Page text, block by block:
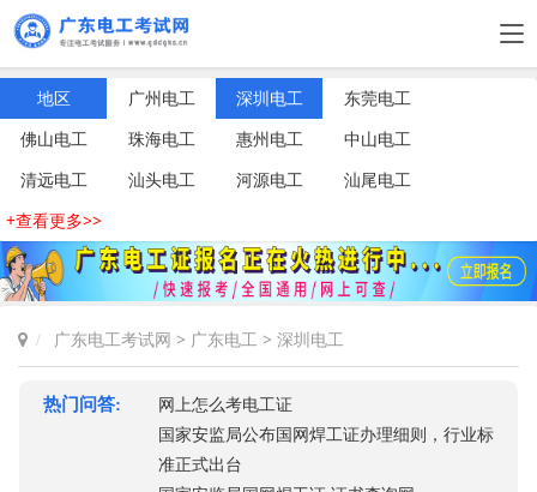
地区 广州电工 深圳电工
东莞电工
佛山电工
珠海电工 惠州电工
中山电工
清远电工
汕头电工 河源电工
汕尾电工
+查看更多>>
广东电工考试网 > 广东电工 > 深圳电工
热门问答:
网上怎么考电工证
国家安监局公布国网焊工证办理细则，行业标
准正式出台